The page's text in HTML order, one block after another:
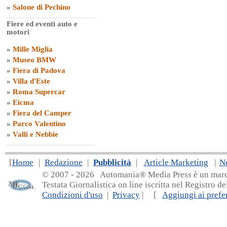
» Salone di Pechino
Fiere ed eventi auto e
motori
» Mille Miglia
» Museo BMW
» Fiera di Padova
» Villa d'Este
» Roma Supercar
» Eicma
» Fiera del Camper
» Parco Valentino
» Valli e Nebbie
[Home | Redazione | Pubblicità | Article Marketing |
© 2007 - 2026 Automania® Media Press è un
Testata Giornalistica on line iscritta nel Registro
Condizioni d'uso | Privacy | [ Aggiungi ai